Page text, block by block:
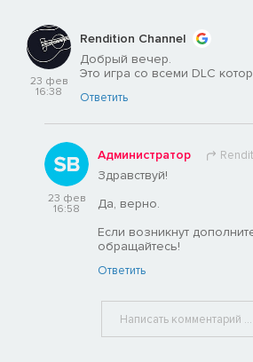
23 фев
16:38
Rendition Channel
Добрый вечер.
Это игра со всеми DLC
Ответить
23 фев
16:58
Администратор
Здравствуй!
Да, верно.
Если возникнут
обращайтесь!
Ответить